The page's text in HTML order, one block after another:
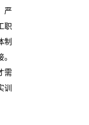
严
职
制
需